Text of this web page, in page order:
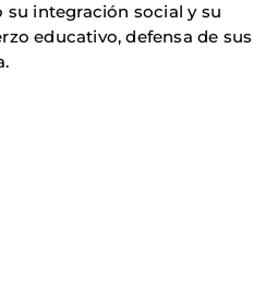
integración social y su
educativo, defensa de sus